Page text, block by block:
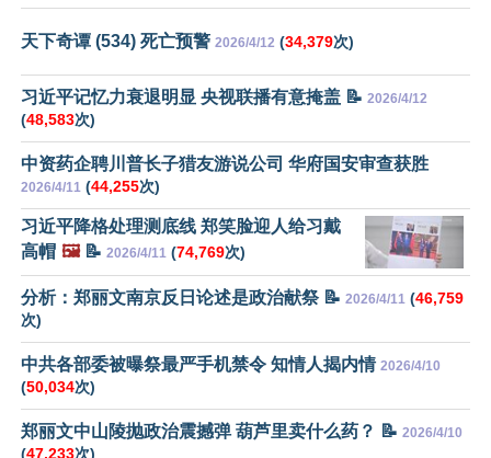
天下奇谭 (534) 死亡预警 2026/4/12 (34,379次)
习近平记忆力衰退明显 央视联播有意掩盖 📝 2026/4/12
(48,583次)
中资药企聘川普长子猎友游说公司 华府国安审查获胜
2026/4/11 (44,255次)
习近平降格处理测底线 郑笑脸迎人给习戴
高帽 🖼️📝 2026/4/11 (74,769次)
分析：郑丽文南京反日论述是政治献祭 📝 2026/4/11 (46,759
次)
中共各部委被曝祭最严手机禁令 知情人揭内情 2026/4/10
(50,034次)
郑丽文中山陵抛政治震撼弹 葫芦里卖什么药？ 📝 2026/4/10
(47,233次)